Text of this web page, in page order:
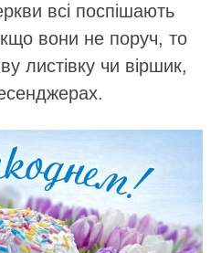
всі поспішають
вони не поруч, то
листівку чи віршик,